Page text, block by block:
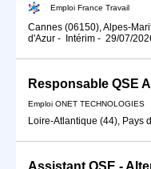
Emploi France Travail
Cannes (06150), Alpes-
d'Azur - Intérim - 29/07/
Responsable QSE
Emploi ONET TECHNOLOGIES
Loire-Atlantique (44), Pays
Assistant QSE -